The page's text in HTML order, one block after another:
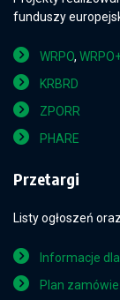
funduszy
WRPO,
KRBRD
ZPORR
PHARE
Przetargi
Listy ogłoszeń
Informacje
Plan